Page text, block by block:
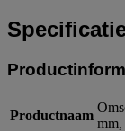
Productnaam